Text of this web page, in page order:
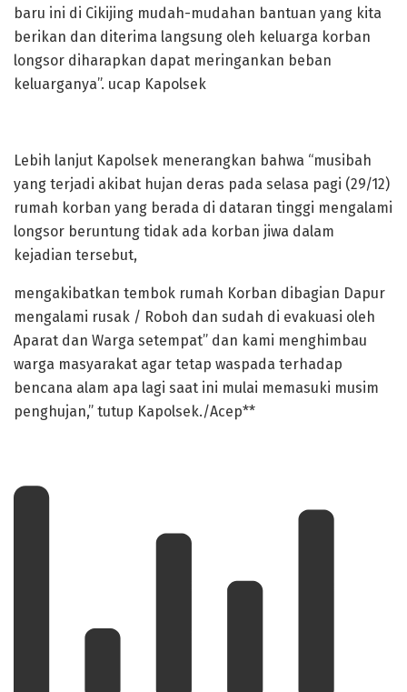
baru ini di Cikijing mudah-mudahan bantuan yang kita
berikan dan diterima langsung oleh keluarga korban
longsor diharapkan dapat meringankan beban
keluarganya”. ucap Kapolsek
Lebih lanjut Kapolsek menerangkan bahwa “musibah
yang terjadi akibat hujan deras pada selasa pagi (29/12)
rumah korban yang berada di dataran tinggi mengalami
longsor beruntung tidak ada korban jiwa dalam
kejadian tersebut,
mengakibatkan tembok rumah Korban dibagian Dapur
mengalami rusak / Roboh dan sudah di evakuasi oleh
Aparat dan Warga setempat” dan kami menghimbau
warga masyarakat agar tetap waspada terhadap
bencana alam apa lagi saat ini mulai memasuki musim
penghujan,” tutup Kapolsek./Acep**